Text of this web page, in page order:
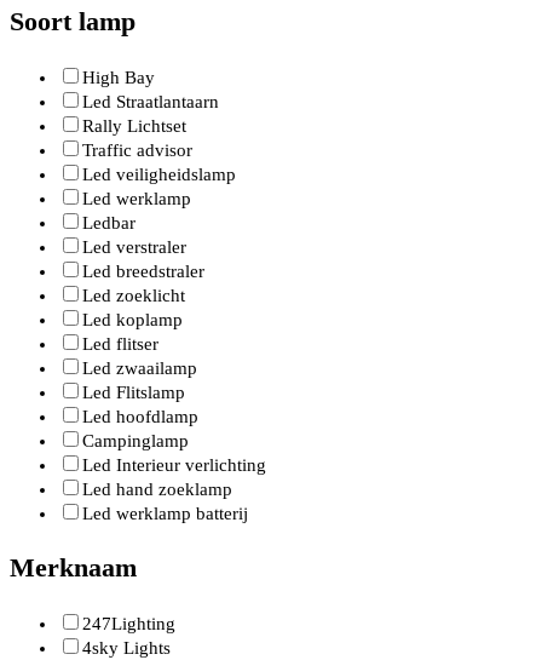
Soort lamp
High Bay
Led Straatlantaarn
Rally Lichtset
Traffic advisor
Led veiligheidslamp
Led werklamp
Ledbar
Led verstraler
Led breedstraler
Led zoeklicht
Led koplamp
Led flitser
Led zwaailamp
Led Flitslamp
Led hoofdlamp
Campinglamp
Led Interieur verlichting
Led hand zoeklamp
Led werklamp batterij
Merknaam
247Lighting
4sky Lights